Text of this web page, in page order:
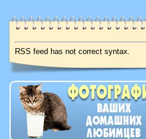
RSS feed has not correct syntax.